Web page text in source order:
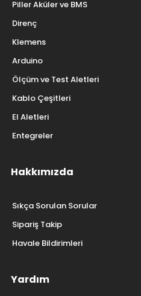
Piller Aküler ve BMS
Direnç
Klemens
Arduino
Ölçüm ve Test Aletleri
Kablo Çeşitleri
El Aletleri
Entegreler
Hakkımızda
Sıkça Sorulan Sorular
Sipariş Takip
Havale Bildirimleri
Yardım